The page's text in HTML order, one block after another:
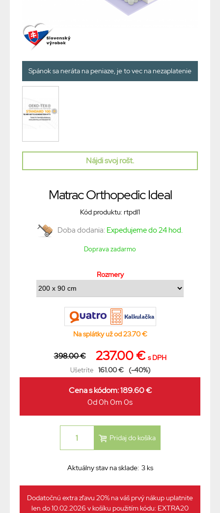
Spánok sa neráta na peniaze, je to vec na nezaplatenie
Nájdi svoj rošt.
Matrac Orthopedic Ideal
Kód produktu: rtpdl1
Doba dodania: Expedujeme do 24 hod.
Doprava zadarmo
Rozmery
Na splátky už od 23.70 €
398.00 € 237.00 € s DPH
Ušetríte 161.00 € (-40%)
Cena s kódom: 189.60 €
0d 0h 0m 0s
Aktuálny stav na sklade: 3 ks
Dodatočnú extra zľavu 20% na váš prvý nákup uplatnite
len do 10.02.2026 v košíku použitím kódu: EXTRA20